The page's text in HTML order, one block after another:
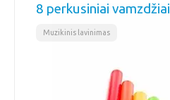
8 perkusiniai vamzdžiai
Muzikinis lavinimas